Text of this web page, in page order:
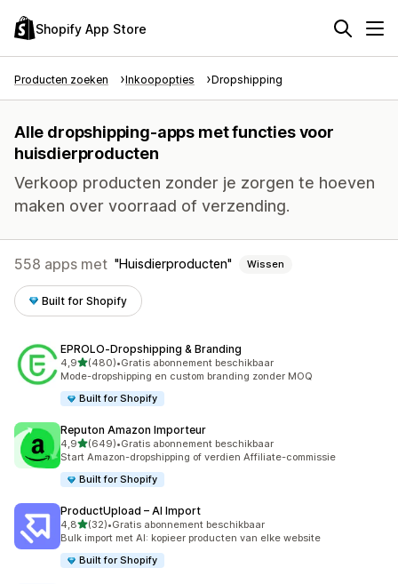
Shopify App Store
Producten zoeken Inkoopopties Dropshipping
Alle dropshipping-apps met functies voor
huisdierproducten
Verkoop producten zonder je zorgen te hoeven
maken over voorraad of verzending.
558 apps met Huisdierproducten Wissen
Built for Shopify
EPROLO‑Dropshipping & Branding
4,9van 5 sterren
(480)
480 recensies in totaal
•Gratis abonnement beschikbaar
Mode-dropshipping en custom branding zonder MOQ
Built for Shopify
Reputon Amazon Importeur
4,9van 5 sterren
(649)
649 recensies in totaal
•Gratis abonnement beschikbaar
Start Amazon-dropshipping of verdien Affiliate-commissie
Built for Shopify
ProductUpload – AI Import
4,8van 5 sterren
(32)
32 recensies in totaal
•Gratis abonnement beschikbaar
Bulk import met AI: kopieer producten van elke website
Built for Shopify